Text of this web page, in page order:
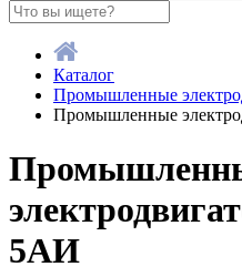
Каталог
Промышленные
Промышленные
5АИ